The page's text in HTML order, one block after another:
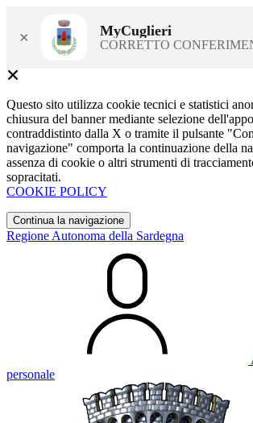
× MyCuglieri
CORRETTO
Questo sito utilizza cookie tecnici e statistici
chiusura del banner mediante selezione
contraddistinto dalla X o tramite il pulsante
navigazione" comporta la continuazione della
assenza di cookie o altri strumenti di
sopracitati.
COOKIE POLICY
Continua la navigazione
Regione Autonoma della Sardegna
personale